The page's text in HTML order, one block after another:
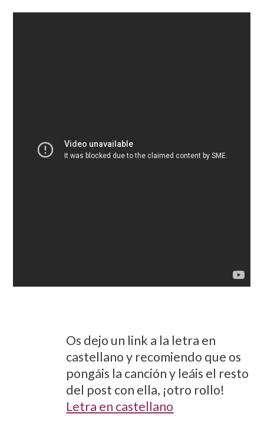
Os dejo un link a la letra en
castellano y recomiendo que os
pongáis la canción y leáis el resto
del post con ella, ¡otro rollo!
Letra en castellano